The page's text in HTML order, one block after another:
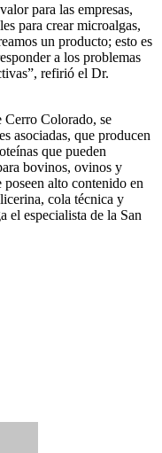
para las empresas,
para crear microalgas,
un producto; esto es
a los problemas
refirió el Dr.
Cerro Colorado, se
asociadas, que producen
que pueden
bovinos, ovinos y
poseen alto contenido en
cola técnica y
el especialista de la San